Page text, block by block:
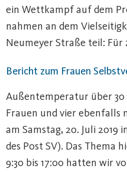
ein Wettkampf auf dem
nahmen an dem
Neumeyer Straße teil: Für
Bericht zum Frauen
Außentemperatur über
Frauen und vier
am Samstag, 20. Juli
des Post SV). Das Thema
9:30 bis 17:00 hatten wir